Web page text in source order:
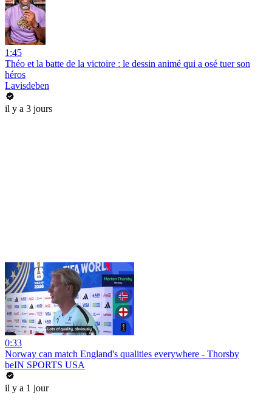
1:45
Théo et la batte de la victoire : le dessin animé qui a osé tuer son
héros
Lavisdeben
il y a 3 jours
0:33
Norway can match England's qualities everywhere - Thorsby
beIN SPORTS USA
il y a 1 jour